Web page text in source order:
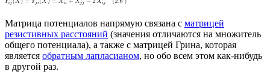
Матрица потенциалов напрямую связана с матрицей
резистивных расстояний (значения отличаются на множитель
общего потенциала), а также с матрицей Грина, которая
является обратным лапласианом, но обо всем этом как-нибудь
в другой раз.